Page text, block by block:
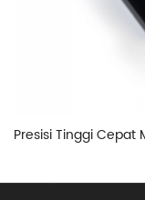
Presisi Tinggi Cepat